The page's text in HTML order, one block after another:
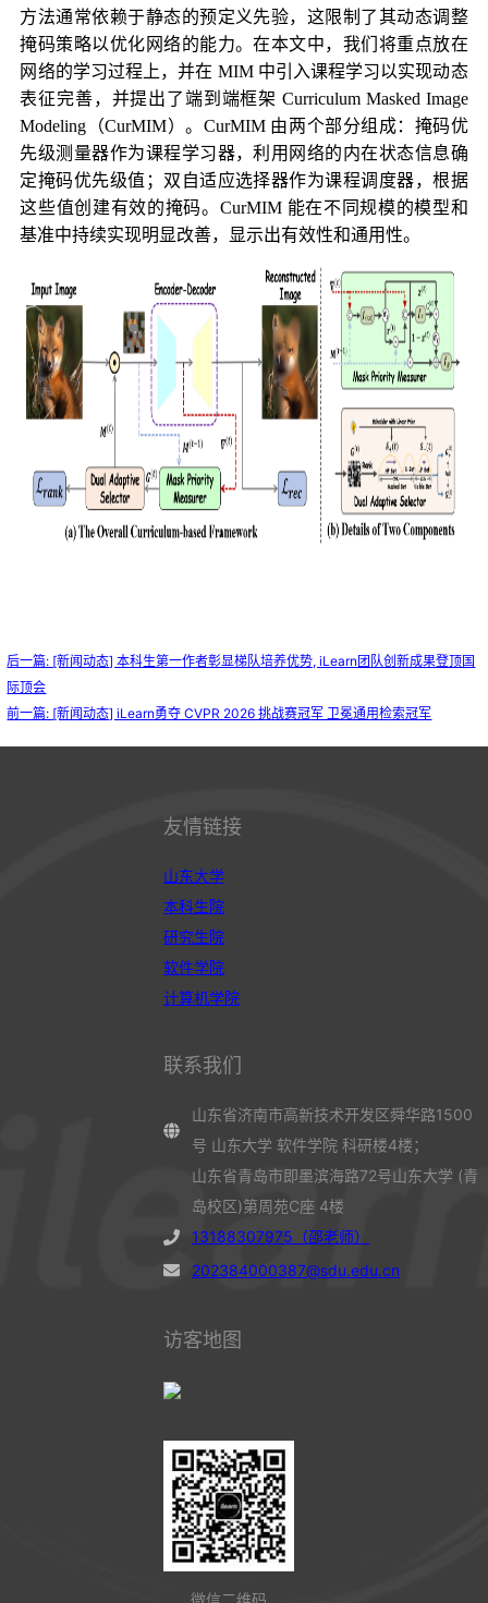
方法通常依赖于静态的预定义先验，这限制了其动态调整
掩码策略以优化网络的能力。在本文中，我们将重点放在
网络的学习过程上，并在 MIM 中引入课程学习以实现动态
表征完善，并提出了端到端框架 Curriculum Masked Image
Modeling（CurMIM）。CurMIM 由两个部分组成：掩码优
先级测量器作为课程学习器，利用网络的内在状态信息确
定掩码优先级值；双自适应选择器作为课程调度器，根据
这些值创建有效的掩码。CurMIM 能在不同规模的模型和
基准中持续实现明显改善，显示出有效性和通用性。
后一篇: [新闻动态] 本科生第一作者彰显梯队培养优势, iLearn团队创新成果登顶国
际顶会
前一篇: [新闻动态] iLearn勇夺 CVPR 2026 挑战赛冠军 卫冕通用检索冠军
友情链接
山东大学
本科生院
研究生院
软件学院
计算机学院
联系我们
山东省济南市高新技术开发区舜华路1500
号 山东大学 软件学院 科研楼4楼；
山东省青岛市即墨滨海路72号山东大学 (青
岛校区)第周苑C座 4楼
13188307975（邵老师）
202384000387@sdu.edu.cn
访客地图
微信二维码